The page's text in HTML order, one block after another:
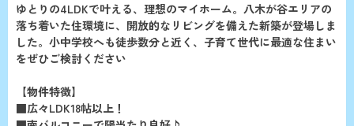
ゆとりの4LDKで叶える、理想のマイホーム。八木が谷エリアの
落ち着いた住環境に、開放的なリビングを備えた新築が登場しま
した。小中学校へも徒歩数分と近く、子育て世代に最適な住まい
をぜひご検討ください
【物件特徴】
■広々LDK18帖以上！